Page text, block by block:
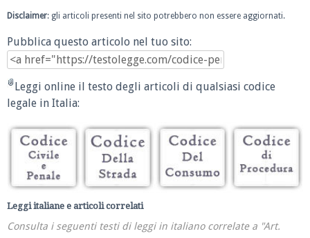
Disclaimer: gli articoli presenti nel sito potrebbero non essere aggiornati.
Pubblica questo articolo nel tuo sito:
Leggi online il testo degli articoli di qualsiasi codice
legale in Italia:
Leggi italiane e articoli correlati
Consulta i seguenti testi di leggi in italiano correlate a "Art.